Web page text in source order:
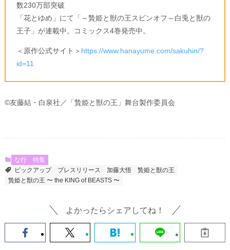
数230万部突破
「花とゆめ」にて「～贄姫と獣の王スピンオフ～白兎と獣の
王子」が連載中。コミックス4巻発売中。
＜原作公式サイト＞ https://www.hanayume.com/sakuhin/?
id=11
©友藤結・白泉社／「贄姫と獣の王」舞台製作委員会
な行
特集
ピックアップ
プレスリリース 加藤大悟
贄姫と獣の王
贄姫と獣の王 〜 the KING of BEASTS 〜
よかったらシェアしてね！